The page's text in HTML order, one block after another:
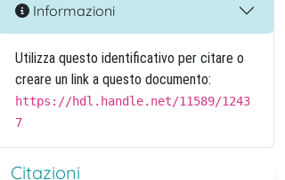
Informazioni
Utilizza questo identificativo per citare o
creare un link a questo documento:
https://hdl.handle.net/11589/1243
7
Citazioni